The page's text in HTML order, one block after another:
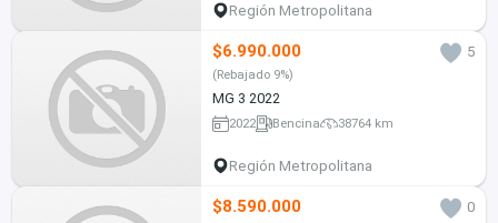
Región Metropolitana
$6.990.000 5
(Rebajado 9%)
MG 3 2022
2022 Bencina 38764 km
Región Metropolitana
$8.590.000
0